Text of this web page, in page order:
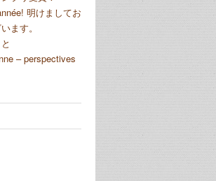
明けましてお
ます。
– perspectives